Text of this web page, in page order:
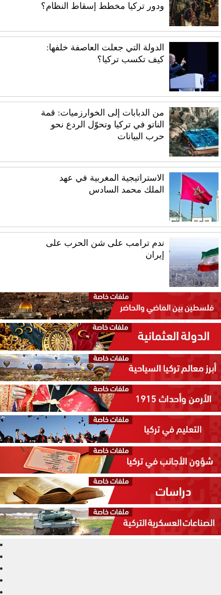
ودور تركيا مخطط إسقاط النظام؟
الدولة التي جعلت العاصفة خلفها:
كيف تكسب تركيا؟
من الدبابات إلى الخوارزميات: قمة
الناتو في تركيا وتحوّل الردع نحو
حرب البيانات
الاستراتيجية المغربية في عهد
الملك محمد السادس
ندم ترامب على شن الحرب على
إيران